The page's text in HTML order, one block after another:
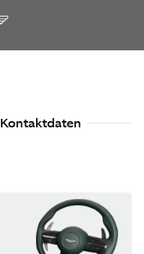
Kontaktdaten